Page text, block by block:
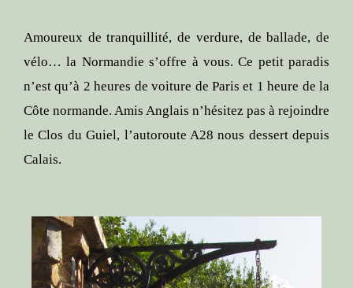
Amoureux de tranquillité, de verdure, de ballade, de
vélo… la Normandie s’offre à vous. Ce petit paradis
n’est qu’à 2 heures de voiture de Paris et 1 heure de la
Côte normande. Amis Anglais n’hésitez pas à rejoindre
le Clos du Guiel, l’autoroute A28 nous dessert depuis
Calais.